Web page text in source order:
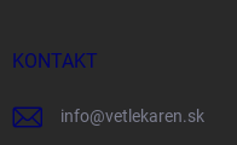
KONTAKT
info@vetlekaren.sk